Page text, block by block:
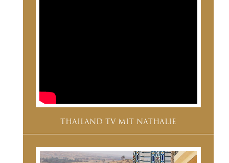
THAILAND TV MIT NATHALIE